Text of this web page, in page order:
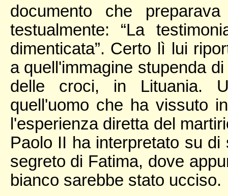
documento che
testualmente: “La
dimenticata”. Certo lì lui
a quell'immagine stupenda
delle croci, in Lituania.
quell'uomo che ha vissuto
l'esperienza diretta del
Paolo II ha interpretato su
segreto di Fatima, dove
bianco sarebbe stato ucciso.